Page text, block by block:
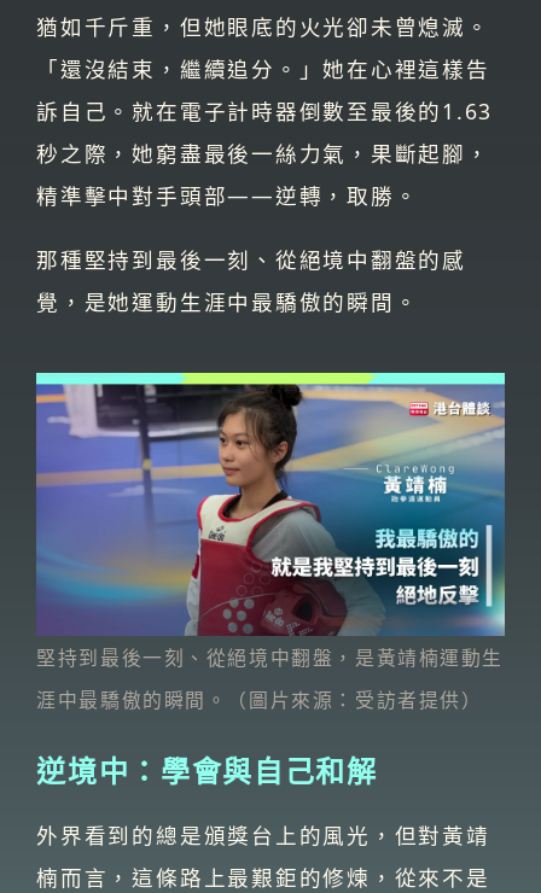
猶如千斤重，但她眼底的火光卻未曾熄滅。
「還沒結束，繼續追分。」她在心裡這樣告
訴自己。就在電子計時器倒數至最後的1.63
秒之際，她窮盡最後一絲力氣，果斷起腳，
精準擊中對手頭部——逆轉，取勝。
那種堅持到最後一刻、從絕境中翻盤的感
覺，是她運動生涯中最驕傲的瞬間。
堅持到最後一刻、從絕境中翻盤，是黃靖楠運動生
涯中最驕傲的瞬間。（圖片來源：受訪者提供）
逆境中：學會與自己和解
外界看到的總是頒獎台上的風光，但對黃靖
楠而言，這條路上最艱鉅的修煉，從來不是